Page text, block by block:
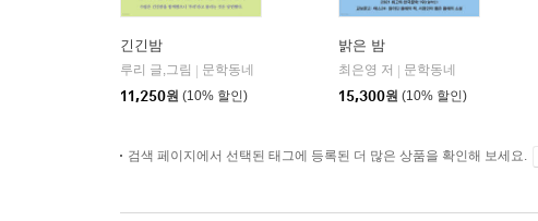
긴긴밤
루리 글,그림
문학동네
11,250원 (10% 할인)
밝은 밤
최은영 저
문학동네
15,300원 (10% 할인)
검색 페이지에서 선택된 태그에 등록된 더 많은 상품을 확인해 보세요.